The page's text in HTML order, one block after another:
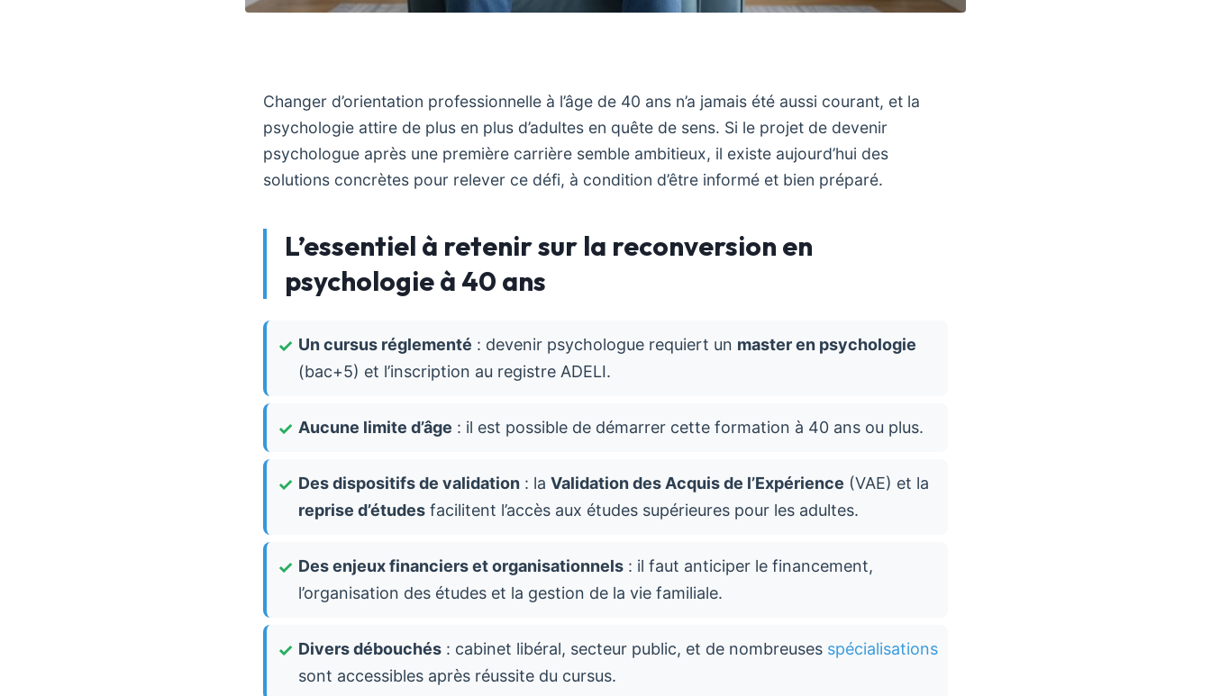
Changer d’orientation professionnelle à l’âge de 40 ans n’a jamais été aussi courant, et la
psychologie attire de plus en plus d’adultes en quête de sens. Si le projet de devenir
psychologue après une première carrière semble ambitieux, il existe aujourd’hui des
solutions concrètes pour relever ce défi, à condition d’être informé et bien préparé.
L’essentiel à retenir sur la reconversion en
psychologie à 40 ans
Un cursus réglementé : devenir psychologue requiert un master en psychologie
(bac+5) et l’inscription au registre ADELI.
Aucune limite d’âge : il est possible de démarrer cette formation à 40 ans ou plus.
Des dispositifs de validation : la Validation des Acquis de l’Expérience (VAE) et la
reprise d’études facilitent l’accès aux études supérieures pour les adultes.
Des enjeux financiers et organisationnels : il faut anticiper le financement,
l’organisation des études et la gestion de la vie familiale.
Divers débouchés : cabinet libéral, secteur public, et de nombreuses spécialisations
sont accessibles après réussite du cursus.